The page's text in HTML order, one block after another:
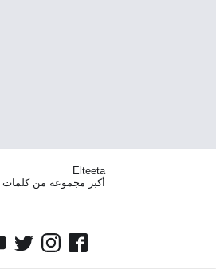
Elteeta
أكبر مجموعة من كلمات